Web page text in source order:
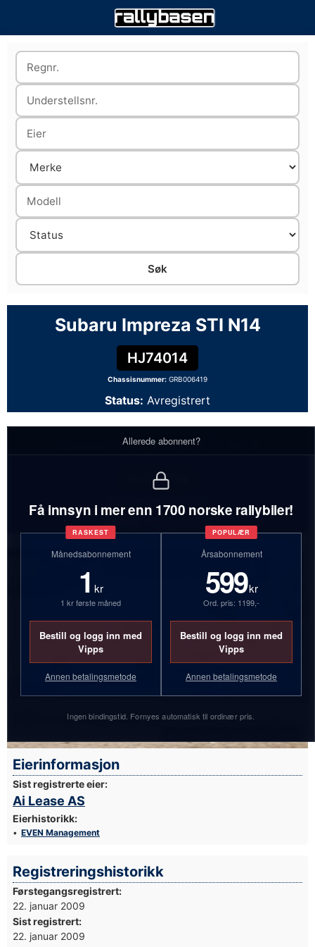
Subaru Impreza STI N14
HJ74014
Chassisnummer: GRB006419
Status: Avregistrert
Allerede abonnent?
Få innsyn i mer enn 1700 norske rallybiler!
RASKEST
Månedsabonnement
1 kr
1 kr første måned
Bestill og logg inn med
Vipps
Annen betalingsmetode
POPULÆR
Årsabonnement
599kr
Ord. pris: 1199,-
Bestill og logg inn med
Vipps
Annen betalingsmetode
Ingen bindingstid. Fornyes automatisk til ordinær pris.
Subaru Impreza STI N14
HJ74014
Eierinformasjon
Sist registrerte eier:
Ai Lease AS
Eierhistorikk:
EVEN Management
Registreringshistorikk
Førstegangsregistrert:
22. januar 2009
Sist registrert:
22. januar 2009